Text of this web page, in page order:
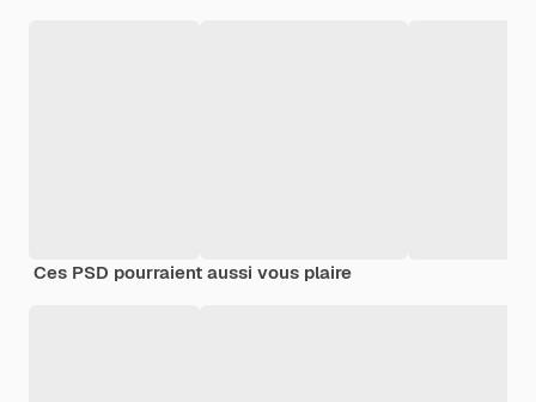
Ces PSD pourraient aussi vous plaire